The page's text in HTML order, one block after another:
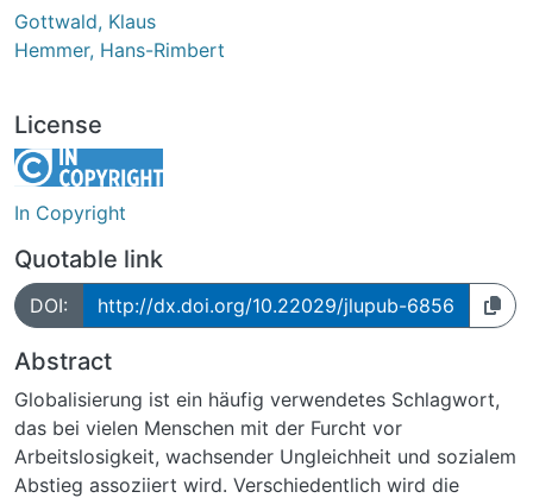
Gottwald, Klaus
Hemmer, Hans-Rimbert
License
In Copyright
Quotable link
DOI: http://dx.doi.org/10.22029/jlupub-6856
Abstract
Globalisierung ist ein häufig verwendetes Schlagwort,
das bei vielen Menschen mit der Furcht vor
Arbeitslosigkeit, wachsender Ungleichheit und sozialem
Abstieg assoziiert wird. Verschiedentlich wird die